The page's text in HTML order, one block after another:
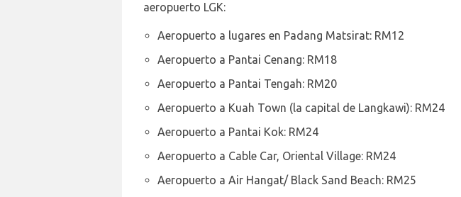
aeropuerto LGK:
Aeropuerto a lugares en Padang Matsirat: RM12
Aeropuerto a Pantai Cenang: RM18
Aeropuerto a Pantai Tengah: RM20
Aeropuerto a Kuah Town (la capital de Langkawi): RM24
Aeropuerto a Pantai Kok: RM24
Aeropuerto a Cable Car, Oriental Village: RM24
Aeropuerto a Air Hangat/ Black Sand Beach: RM25